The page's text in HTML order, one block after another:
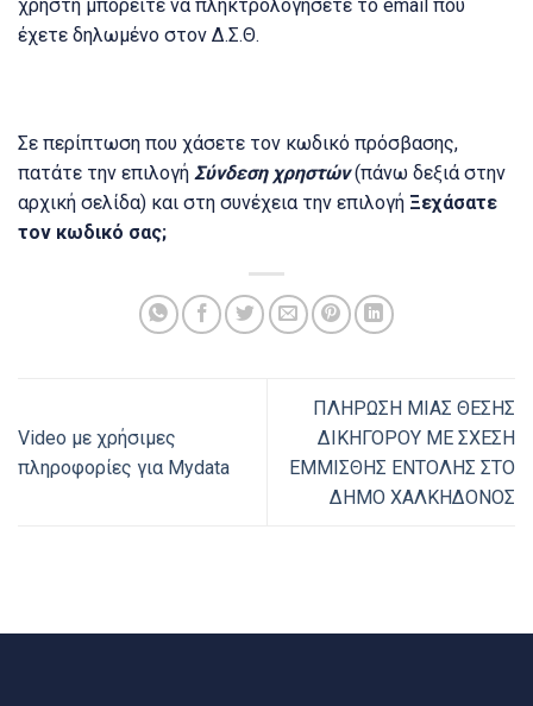
χρήστη μπορείτε να πληκτρολογήσετε το email που
έχετε δηλωμένο στον Δ.Σ.Θ.
Σε περίπτωση που χάσετε τον κωδικό πρόσβασης,
πατάτε την επιλογή Σύνδεση χρηστών(πάνω δεξιά στην
αρχική σελίδα) και στη συνέχεια την επιλογή Ξεχάσατε
τον κωδικό σας;
Video με χρήσιμες
πληροφορίες για Mydata
ΠΛΗΡΩΣΗ ΜΙΑΣ ΘΕΣΗΣ
ΔΙΚΗΓΟΡΟΥ ΜΕ ΣΧΕΣΗ
ΕΜΜΙΣΘΗΣ ΕΝΤΟΛΗΣ ΣΤΟ
ΔΗΜΟ ΧΑΛΚΗΔΟΝΟΣ